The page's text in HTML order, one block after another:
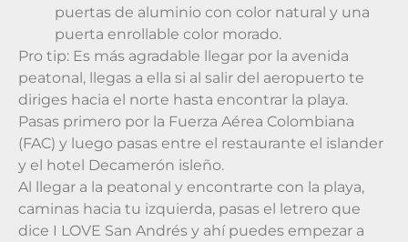
puertas de aluminio con color natural y una
puerta enrollable color morado.
Pro tip: Es más agradable llegar por la avenida
peatonal, llegas a ella si al salir del aeropuerto te
diriges hacia el norte hasta encontrar la playa.
Pasas primero por la Fuerza Aérea Colombiana
(FAC) y luego pasas entre el restaurante el islander
y el hotel Decamerón isleño.
Al llegar a la peatonal y encontrarte con la playa,
caminas hacia tu izquierda, pasas el letrero que
dice I LOVE San Andrés y ahí puedes empezar a